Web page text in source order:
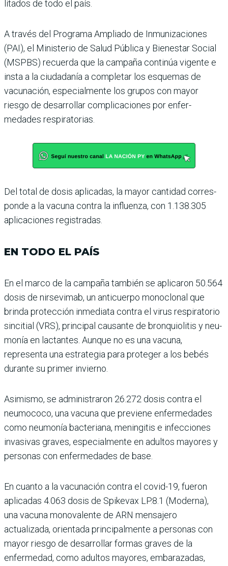
litados de todo el país.
A través del Programa Ampliado de Inmunizacio­nes
(PAI), el Ministerio de Salud Pública y Bienestar Social
(MSPBS) recuerda que la campaña continúa vigente e
insta a la ciudadanía a com­pletar los esquemas de
vacuna­ción, especialmente los grupos con mayor
riesgo de desarro­llar complicaciones por enfer­
medades respiratorias.
Del total de dosis aplicadas, la mayor cantidad corres­
ponde a la vacuna contra la influenza, con 1.138.305
apli­caciones registradas.
EN TODO EL PAÍS
En el marco de la campaña también se aplicaron 50.564
dosis de nirsevimab, un anticuerpo monoclonal que
brinda protección inmediata contra el virus respiratorio
sincitial (VRS), principal cau­sante de bronquiolitis y neu­
monía en lactantes. Aunque no es una vacuna,
representa una estrategia para proteger a los bebés
durante su primer invierno.
Asimismo, se administra­ron 26.272 dosis contra el
neumococo, una vacuna que previene enfermedades
como neumonía bacteriana, menin­gitis e infecciones
invasivas graves, especialmente en adultos mayores y
personas con enfermedades de base.
En cuanto a la vacunación contra el covid-19, fueron
aplicadas 4.063 dosis de Spikevax LP.8.1 (Moderna),
una vacuna monovalente de ARN mensajero
actualizada, orientada principalmente a personas con
mayor riesgo de desarrollar formas gra­ves de la
enfermedad, como adultos mayores, embara­zadas,